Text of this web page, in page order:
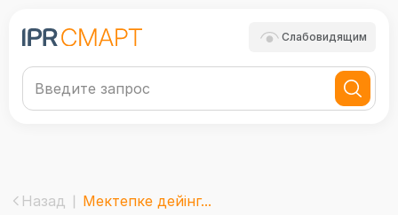
Слабовидящим
Назад Мектепке дейінг...